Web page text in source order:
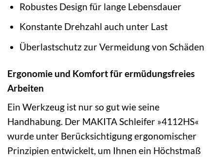
Robustes Design für lange Lebensdauer
Konstante Drehzahl auch unter Last
Überlastschutz zur Vermeidung von Schäden
Ergonomie und Komfort für ermüdungsfreies
Arbeiten
Ein Werkzeug ist nur so gut wie seine
Handhabung. Der MAKITA Schleifer »4112HS«
wurde unter Berücksichtigung ergonomischer
Prinzipien entwickelt, um Ihnen ein Höchstmaß